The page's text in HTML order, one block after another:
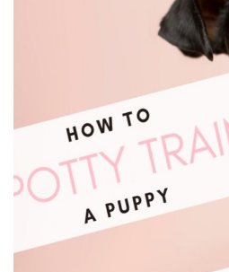
Povedzte nie, aby ste
chrániče Wee (ako
trénovať svoje šteňa
cestou)
7,2026